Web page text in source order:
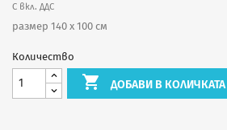
С вкл. ДДС
размер 140 х 100 см
Количество
 ДОБАВИ В КОЛИЧКАТА